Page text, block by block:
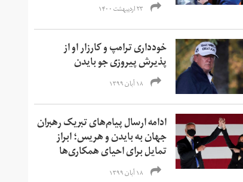
۲۳ اردیبهشت ۱۴۰۰
خودداری ترامپ و کارزار او از
پذیرش پیروزی جو بایدن
۱۸ آبان ۱۳۹۹
ادامه ارسال پیام‌های تبریک رهبران
جهان به بایدن و هریس؛ ابراز
تمایل برای احیای همکاری‌ها
۱۸ آبان ۱۳۹۹